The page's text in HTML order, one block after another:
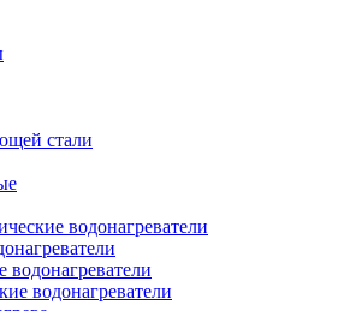
стали
водонагреватели
водонагреватели
водонагреватели